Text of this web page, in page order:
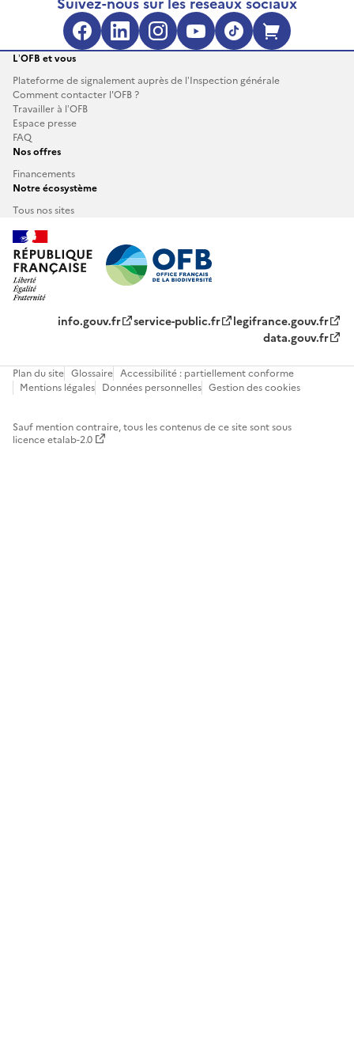
L’OFB et vous
Plateforme de signalement auprès de l’Inspection générale
Comment contacter l'OFB ?
Travailler à l’OFB
Espace presse
FAQ
Nos offres
Financements
Notre écosystème
Tous nos sites
info.gouv.fr service-public.fr
legifrance.gouv.fr
data.gouv.fr
Plan du site Glossaire Accessibilité : partiellement conforme
Mentions légales Données personnelles Gestion des cookies
Sauf mention contraire, tous les contenus de ce site sont sous
licence etalab-2.0